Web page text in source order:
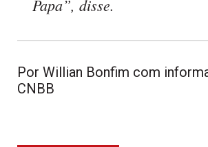
Papa”, disse.
Por Willian Bonfim com
CNBB